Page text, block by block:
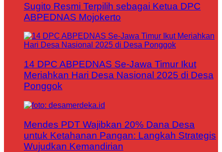
Sugito Resmi Terpilih sebagai Ketua DPC
ABPEDNAS Mojokerto
14 DPC ABPEDNAS Se-Jawa Timur Ikut
Meriahkan Hari Desa Nasional 2025 di Desa
Ponggok
Mendes PDT Wajibkan 20% Dana Desa
untuk Ketahanan Pangan: Langkah Strategis
Wujudkan Kemandirian